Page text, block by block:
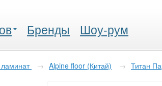
Бренды Шоу-рум
→ Alpine floor (Китай) → Титан